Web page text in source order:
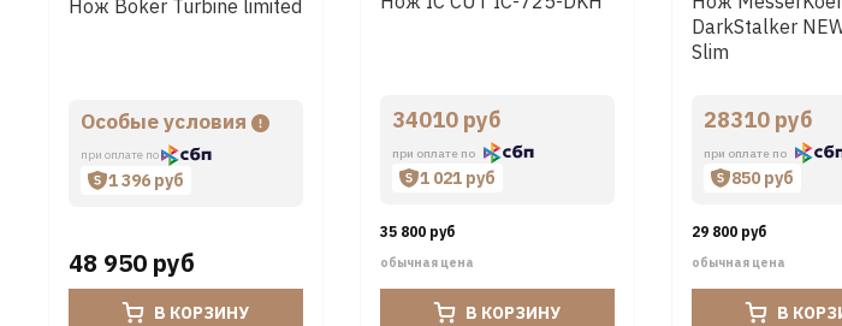
Нож Boker Turbine limited
Особые условия
при оплате по
1 396 руб
48 950 руб
В КОРЗИНУ
34010 руб
при оплате по
1 021 руб
35 800 руб
обычная цена
В КОРЗИНУ
DarkStalker
Slim
28310 руб
при оплате по
850 руб
29 800 руб
обычная цена
В